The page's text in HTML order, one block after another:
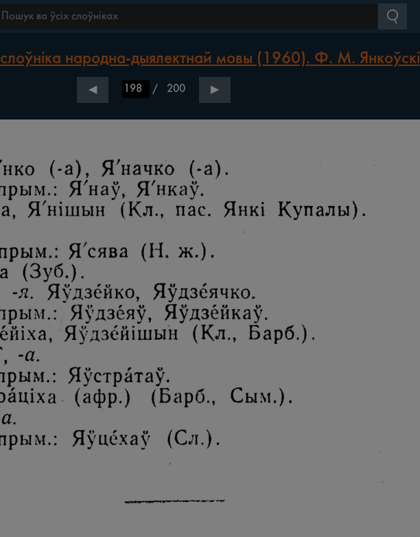
народна-дыялектнай мовы (1960). Ф. М. Янкоўскі
◀ / 200 ▶